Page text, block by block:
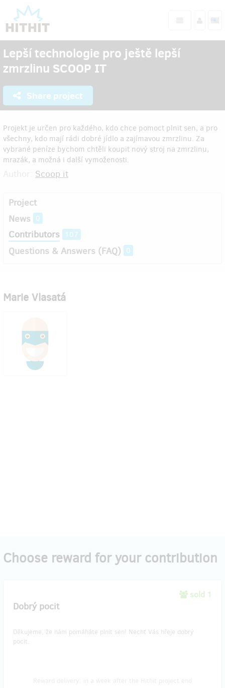
Lepší technologie pro ještě lepší
zmrzlinu SCOOP IT
Share project
Projekt je určen pro každého, kdo chce pomoct plnit sen, a pro
všechny, kdo mají rádi dobré jídlo a zajímavou zmrzlinu. Za
vybrané peníze bychom chtěli koupit nový stroj na zmrzlinu,
mrazák, a možná i další vymoženosti.
Scoop it
Project
News
0
Contributors 107
Questions & Answers (FAQ) 0
Marie Vlasatá
Choose reward for your contribution
sold 1
Dobrý pocit
Děkujeme, že nám pomáháte plnit sen! Nechť Vás hřeje dobrý
pocit.